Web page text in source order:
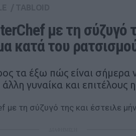
με τη σύζυγό
κατά του
τα έξω πώς είναι σήμερα
γυναίκα και επιτέλους